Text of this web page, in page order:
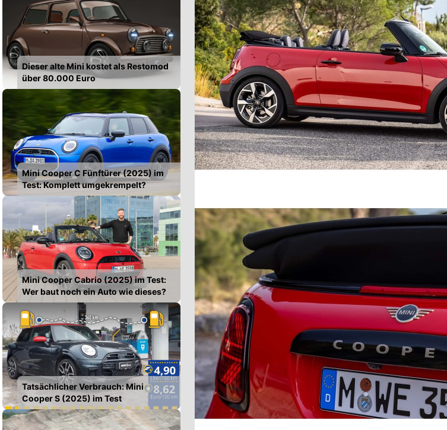
Dieser alte Mini kostet als Restomod
über 80.000 Euro
Mini Cooper C Fünftürer (2025) im
Test: Komplett umgekrempelt?
Mini Cooper Cabrio (2025) im Test:
Wer baut noch ein Auto wie dieses?
Tatsächlicher Verbrauch: Mini
Cooper S (2025) im Test